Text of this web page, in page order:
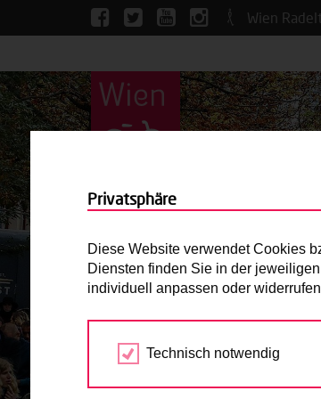
Wien Radelt
Privatsphäre
Diese Website verwendet Cookies
Diensten finden Sie in der
individuell anpassen oder
Technisch notwendig